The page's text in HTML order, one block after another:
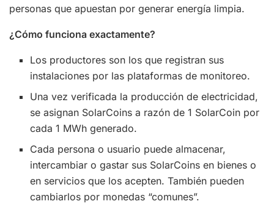
personas que apuestan por generar energía limpia.
¿Cómo funciona exactamente?
Los productores son los que registran sus
instalaciones por las plataformas de monitoreo.
Una vez verificada la producción de electricidad,
se asignan SolarCoins a razón de 1 SolarCoin por
cada 1 MWh generado.
Cada persona o usuario puede almacenar,
intercambiar o gastar sus SolarCoins en bienes o
en servicios que los acepten. También pueden
cambiarlos por monedas “comunes”.